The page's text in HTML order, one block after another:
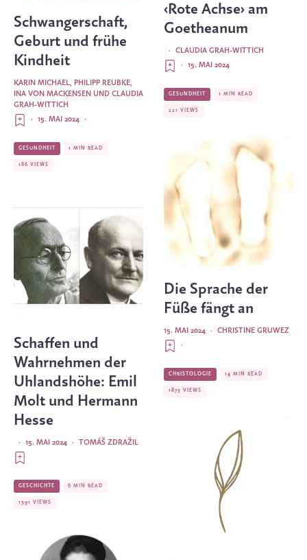
Schwangerschaft,
Geburt und frühe
Kindheit
KARIN MICHAEL, PHILIPP REUBKE,
INA VON MACKENSEN UND CLAUDIA
GRAH-WITTICH
·
15. MAI 2024
·
GESUNDHEIT 1 MIN READ
186 VIEWS
Schaffen und
Wahrnehmen der
Uhlandshöhe: Emil
Molt und Hermann
Hesse
TOMÁŠ ZDRAŽIL
·
15. MAI 2024
·
GESCHICHTE 6 MIN READ
1391 VIEWS
‹Rote Achse› am
Goetheanum
CLAUDIA GRAH-WITTICH
·
15. MAI 2024
·
GESUNDHEIT 1 MIN READ
221 VIEWS
Die Sprache der
Füße fängt an
CHRISTINE GRUWEZ
·
15. MAI 2024
·
CHRISTOLOGIE 14 MIN READ
1873 VIEWS